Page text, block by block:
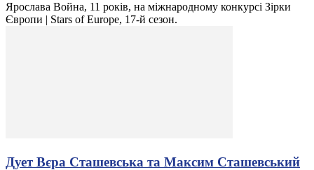
Ярослава Война, 11 років, на міжнародному конкурсі Зірки
Європи | Stars of Europe, 17-й сезон.
Дует Вєра Сташевська та Максим Сташевський